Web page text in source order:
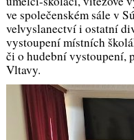
ve společenském sále v
velvyslanectví i ostatní
vystoupení místních
či o hudební vystoupení,
Vltavy.